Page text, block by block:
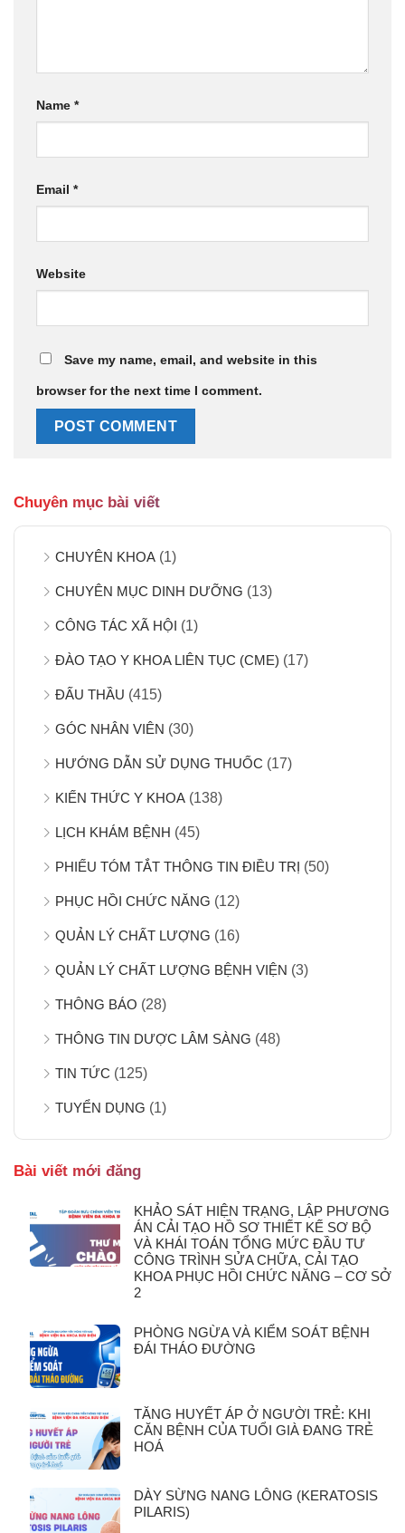
Name *
Email *
Website
Save my name, email, and website in this
browser for the next time I comment.
Chuyên mục bài viết
CHUYÊN KHOA (1)
CHUYÊN MỤC DINH DƯỠNG (13)
CÔNG TÁC XÃ HỘI (1)
ĐÀO TẠO Y KHOA LIÊN TỤC (CME) (17)
ĐẤU THẦU (415)
GÓC NHÂN VIÊN (30)
HƯỚNG DẪN SỬ DỤNG THUỐC (17)
KIẾN THỨC Y KHOA (138)
LỊCH KHÁM BỆNH (45)
PHIẾU TÓM TẮT THÔNG TIN ĐIỀU TRỊ (50)
PHỤC HỒI CHỨC NĂNG (12)
QUẢN LÝ CHẤT LƯỢNG (16)
QUẢN LÝ CHẤT LƯỢNG BỆNH VIỆN (3)
THÔNG BÁO (28)
THÔNG TIN DƯỢC LÂM SÀNG (48)
TIN TỨC (125)
TUYỂN DỤNG (1)
Bài viết mới đăng
KHẢO SÁT HIỆN TRẠNG, LẬP PHƯƠNG
ÁN CẢI TẠO HỒ SƠ THIẾT KẾ SƠ BỘ
VÀ KHÁI TOÁN TỔNG MỨC ĐẦU TƯ
CÔNG TRÌNH SỬA CHỮA, CẢI TẠO
KHOA PHỤC HỒI CHỨC NĂNG – CƠ SỞ
2
PHÒNG NGỪA VÀ KIỂM SOÁT BỆNH
ĐÁI THÁO ĐƯỜNG
TĂNG HUYẾT ÁP Ở NGƯỜI TRẺ: KHI
CĂN BỆNH CỦA TUỔI GIÀ ĐANG TRẺ
HOÁ
DÀY SỪNG NANG LÔNG (KERATOSIS
PILARIS)